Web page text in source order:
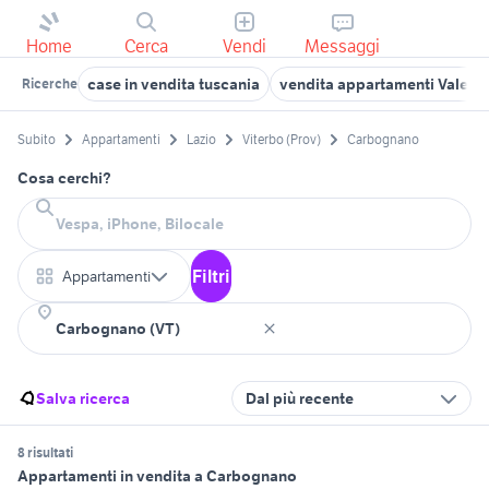
Home Cerca Vendi Messaggi
Ricerche case in vendita tuscania vendita appartamenti
Subito Appartamenti Lazio Viterbo (Prov) Carbognano
Cosa cerchi?
Appartamenti Filtri
Salva ricerca Dal più recente
8 risultati
Appartamenti in vendita a Carbognano